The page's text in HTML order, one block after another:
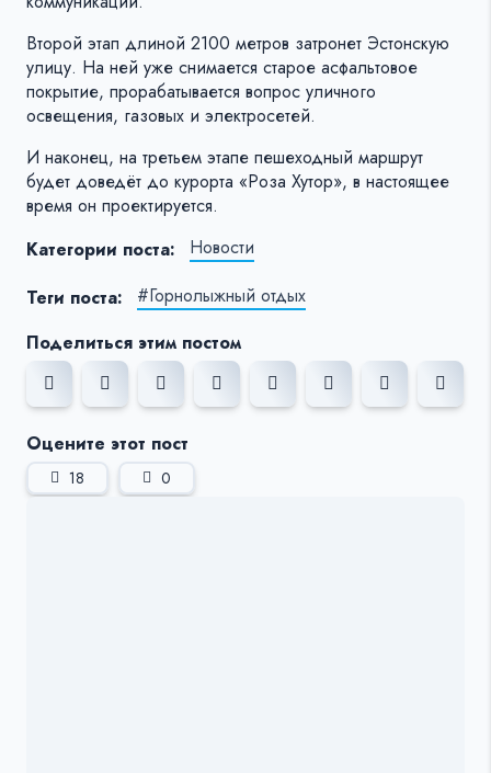
Второй этап длиной 2100 метров затронет Эстонскую
улицу. На ней уже снимается старое асфальтовое
покрытие, прорабатывается вопрос уличного
освещения, газовых и электросетей.
И наконец, на третьем этапе пешеходный маршрут
будет доведёт до курорта «Роза Хутор», в настоящее
время он проектируется.
Категории поста:
Новости
Теги поста:
#Горнолыжный отдых
Поделиться этим постом
Оцените этот пост
18 0